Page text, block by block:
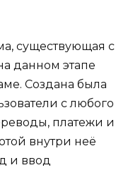
существующая с
данном этапе
Создана была
с любого
платежи и
внутри неё
и ввод